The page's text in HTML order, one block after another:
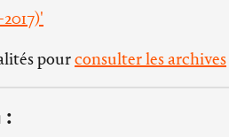
pourconsulter les archives
: